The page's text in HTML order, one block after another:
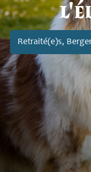
Retraité(e)s,